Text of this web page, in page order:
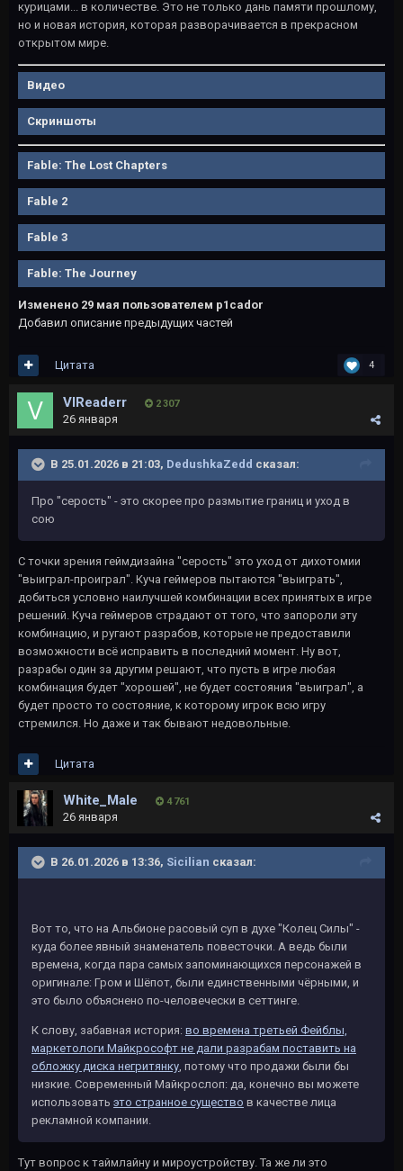
курицами... в количестве. Это не только дань памяти прошлому,
но и новая история, которая разворачивается в прекрасном
открытом мире.
Видео
Скриншоты
Fable: The Lost Chapters
Fable 2
Fable 3
Fable: The Journey
Изменено 29 мая пользователем p1cador
Добавил описание предыдущих частей
4
Цитата
VlReaderr 2 307
26 января
В 25.01.2026 в 21:03, DedushkaZedd сказал:
Про "серость" - это скорее про размытие границ и уход в
сою
С точки зрения геймдизайна "серость" это уход от дихотомии
"выиграл-проиграл". Куча геймеров пытаются "выиграть",
добиться условно наилучшей комбинации всех принятых в игре
решений. Куча геймеров страдают от того, что запороли эту
комбинацию, и ругают разрабов, которые не предоставили
возможности всё исправить в последний момент. Ну вот,
разрабы один за другим решают, что пусть в игре любая
комбинация будет "хорошей", не будет состояния "выиграл", а
будет просто то состояние, к которому игрок всю игру
стремился. Но даже и так бывают недовольные.
Цитата
White_Male 4 761
26 января
В 26.01.2026 в 13:36, Sicilian сказал:
Вот то, что на Альбионе расовый суп в духе "Колец Силы" -
куда более явный знаменатель повесточки. А ведь были
времена, когда пара самых запоминающихся персонажей в
оригинале: Гром и Шёпот, были единственными чёрными, и
это было объяснено по-человечески в сеттинге.
К слову, забавная история: во времена третьей Фейблы,
маркетологи Майкрософт не дали разрабам поставить на
обложку диска негритянку, потому что продажи были бы
низкие. Современный Майкрослоп: да, конечно вы можете
использовать это странное существо в качестве лица
рекламной компании.
Тут вопрос к таймлайну и мироустройству. Та же ли это